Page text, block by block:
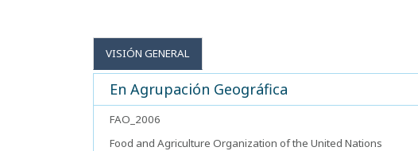
VISIÓN GENERAL
En Agrupación Geográfica
FAO_2006
Food and Agriculture Organization of the United Nations